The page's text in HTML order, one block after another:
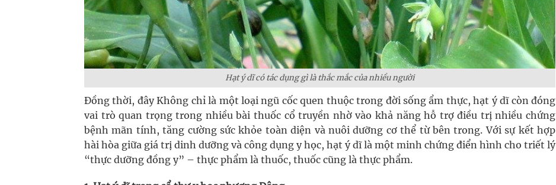
Hạt ý dĩ có tác dụng gì là thắc mắc của nhiều người
Đồng thời, đây Không chỉ là một loại ngũ cốc quen thuộc trong đời sống ẩm thực, hạt ý dĩ còn đóng
vai trò quan trọng trong nhiều bài thuốc cổ truyền nhờ vào khả năng hỗ trợ điều trị nhiều chứng
bệnh mãn tính, tăng cường sức khỏe toàn diện và nuôi dưỡng cơ thể từ bên trong. Với sự kết hợp
hài hòa giữa giá trị dinh dưỡng và công dụng y học, hạt ý dĩ là một minh chứng điển hình cho triết lý
“thực dưỡng đồng y” – thực phẩm là thuốc, thuốc cũng là thực phẩm.